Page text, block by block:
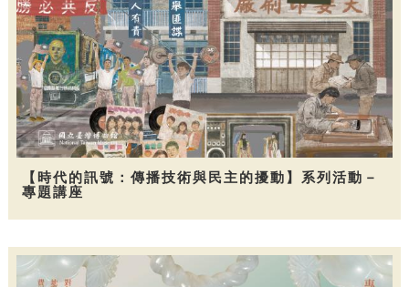
【時代的訊號：傳播技術與民主的擾動】系列活動－
專題講座